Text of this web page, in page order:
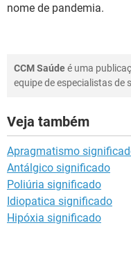
nome de pandemia.
CCM Saúdeé uma
equipe de especialistas de
Veja também
Apragmatismo
Antálgico significado
Poliúria significado
Idiopatica significado
Hipóxia significado